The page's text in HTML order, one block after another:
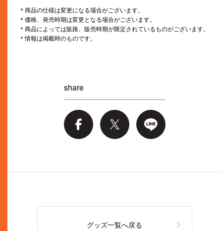
＊商品の仕様は変更になる場合がございます。
＊価格、発売時期は変更となる場合がございます。
＊商品によっては販路、販売時期が限定されているものがございます。
＊情報は掲載時のものです。
share
グッズ一覧へ戻る